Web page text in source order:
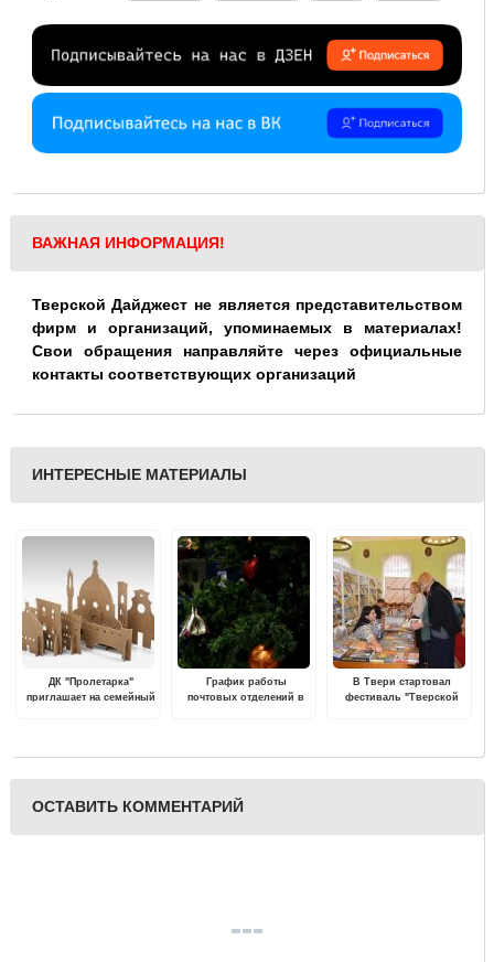
ВАЖНАЯ ИНФОРМАЦИЯ!
Тверской Дайджест не является представительством
фирм и организаций, упоминаемых в материалах!
Свои обращения направляйте через официальные
контакты соответствующих организаций
ИНТЕРЕСНЫЕ МАТЕРИАЛЫ
ДК "Пролетарка"
приглашает на семейный
График работы
почтовых отделений в
В Твери стартовал
фестиваль "Тверской
ОСТАВИТЬ КОММЕНТАРИЙ